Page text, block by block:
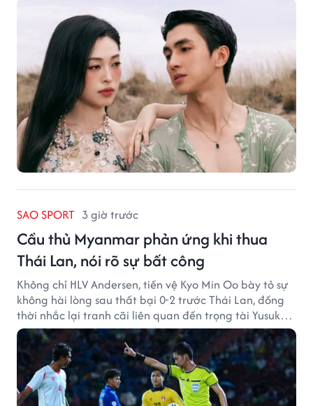
SAO SPORT 3 giờ trước
Cầu thủ Myanmar phản ứng khi thua
Thái Lan, nói rõ sự bất công
Không chỉ HLV Andersen, tiền vệ Kyo Min Oo bày tỏ sự
không hài lòng sau thất bại 0-2 trước Thái Lan, đồng
thời nhắc lại tranh cãi liên quan đến trọng tài Yusuke
Ohashi.